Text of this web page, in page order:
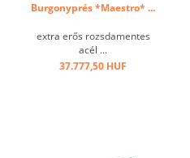
Burgonyprés *Maestro* ...
extra erős rozsdamentes
acél ...
37.777,50 HUF